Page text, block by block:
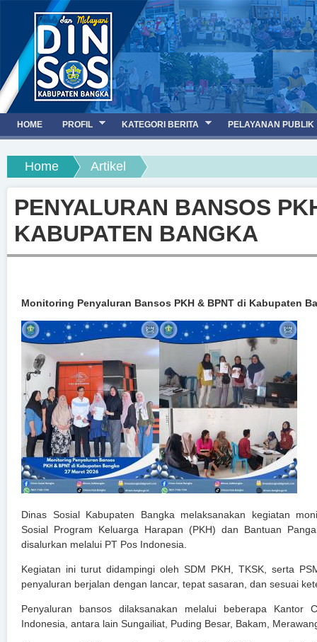
Jump to navigation
You are here
Home Artikel
PENYALURAN BANSOS
KABUPATEN BANGKA
Monitoring Penyaluran Bansos PKH & BPNT di Kabupaten
Dinas Sosial Kabupaten Bangka melaksanakan kegiatan
Sosial Program Keluarga Harapan (PKH) dan Bantuan
disalurkan melalui PT Pos Indonesia.
Kegiatan ini turut didampingi oleh SDM PKH, TKSK, serta
penyaluran berjalan dengan lancar, tepat sasaran, dan sesuai
Penyaluran bansos dilaksanakan melalui beberapa Kantor
Indonesia, antara lain Sungailiat, Puding Besar, Bakam,
HOME PROFIL KATEGORI BERITA PELAYANAN PUBLIK